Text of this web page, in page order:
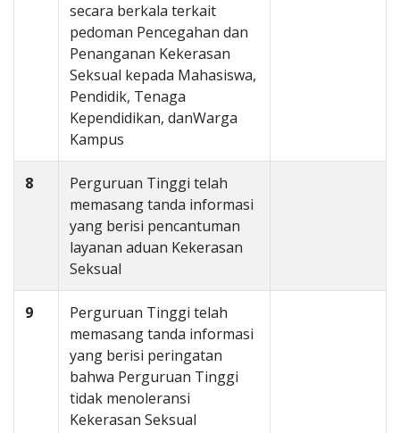
secara berkala terkait
pedoman Pencegahan dan
Penanganan Kekerasan
Seksual kepada Mahasiswa,
Pendidik, Tenaga
Kependidikan, danWarga
Kampus
8
Perguruan Tinggi telah
memasang tanda informasi
yang berisi pencantuman
layanan aduan Kekerasan
Seksual
9
Perguruan Tinggi telah
memasang tanda informasi
yang berisi peringatan
bahwa Perguruan Tinggi
tidak menoleransi
Kekerasan Seksual